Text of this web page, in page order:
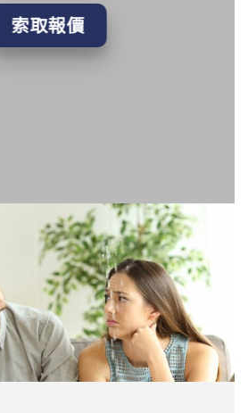
索取報價